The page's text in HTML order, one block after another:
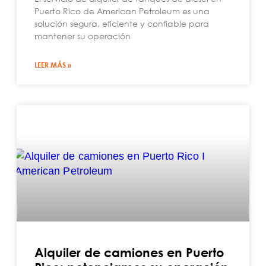
Puerto Rico de American Petroleum es una
solución segura, eficiente y confiable para
mantener su operación
LEER MÁS »
Alquiler de camiones en Puerto